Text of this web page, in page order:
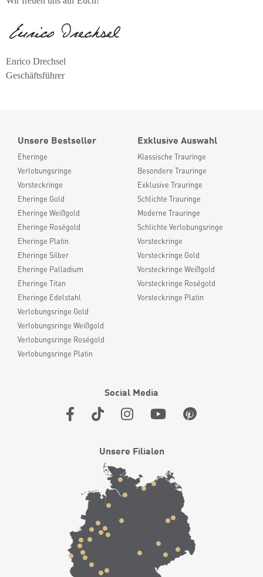
Enrico Drechsel
Geschäftsführer
Unsere Bestseller
Eheringe
Verlobungsringe
Vorsteckringe
Eheringe Gold
Eheringe Weißgold
Eheringe Roségold
Eheringe Platin
Eheringe Silber
Eheringe Palladium
Eheringe Titan
Eheringe Edelstahl
Verlobungsringe Gold
Verlobungsringe Weißgold
Verlobungsringe Roségold
Verlobungsringe Platin
Exklusive Auswahl
Klassische Trauringe
Besondere Trauringe
Exklusive Trauringe
Schlichte Trauringe
Moderne Trauringe
Schlichte Verlobungsringe
Vorsteckringe
Vorsteckringe Gold
Vorsteckringe Weißgold
Vorsteckringe Roségold
Vorsteckringe Platin
Social Media
Unsere Filialen